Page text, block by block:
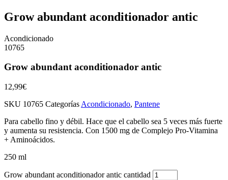
Grow abundant aconditionador antic
Acondicionado
10765
Grow abundant aconditionador antic
12,99€
SKU 10765 Categorías Acondicionado, Pantene
Para cabello fino y débil. Hace que el cabello sea 5 veces más fuerte
y aumenta su resistencia. Con 1500 mg de Complejo Pro-Vitamina
+ Aminoácidos.
250 ml
Grow abundant aconditionador antic cantidad